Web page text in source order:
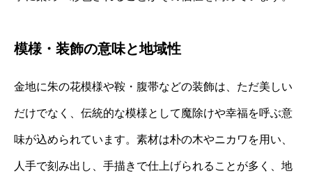
模様・装飾の意味と地域性
金地に朱の花模様や鞍・腹帯などの装飾は、ただ美しい
だけでなく、伝統的な模様として魔除けや幸福を呼ぶ意
味が込められています。素材は朴の木やニカワを用い、
人手で刻み出し、手描きで仕上げられることが多く、地